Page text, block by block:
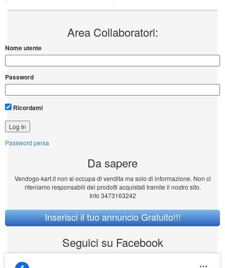
Area Collaboratori:
Nome utente
Password
Ricordami
Password persa
Da sapere
Vendogo-kart.it non si occupa di vendita ma solo di informazione. Non ci
riteniamo responsabili dei prodotti acquistati tramite il nostro sito.
Info 3473163242
Inserisci il tuo annuncio Gratuito!!!
Seguici su Facebook